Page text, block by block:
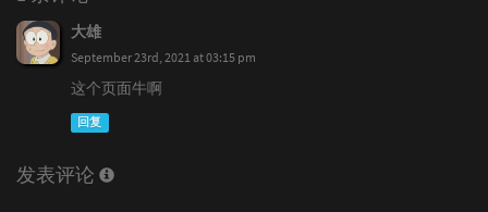
大雄
September 23rd, 2021 at 03:15 pm
这个页面牛啊
回复
发表评论